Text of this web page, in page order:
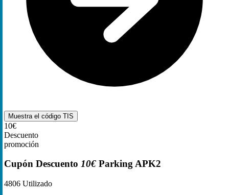
Muestra el código TIS
10€
Descuento
promoción
Cupón Descuento 10€ Parking APK2
4806 Utilizado